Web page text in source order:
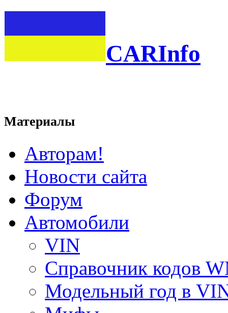
CARInfo
Материалы
Авторам!
Новости сайта
Форум
Автомобили
VIN
Справочник кодов
Модельный год в